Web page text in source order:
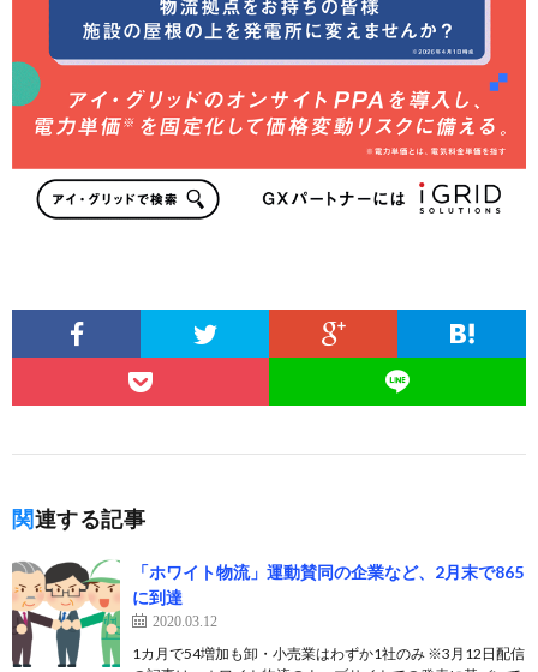
関連する記事
「ホワイト物流」運動賛同の企業など、2月末で865
に到達
2020.03.12
1カ月で54増加も卸・小売業はわずか1社のみ ※3月12日配信